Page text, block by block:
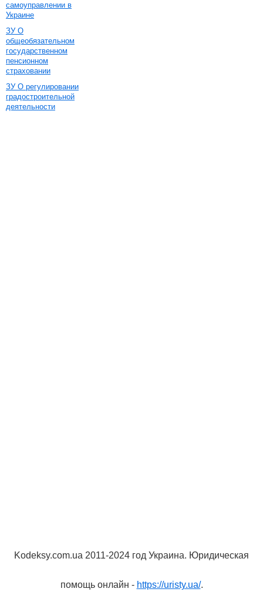
самоуправлении в
Украине
ЗУ О
общеобязательном
государственном
пенсионном
страховании
ЗУ О регулировании
градостроительной
деятельности
Kodeksy.com.ua 2011-2024 год Украина. Юридическая
помощь онлайн - https://uristy.ua/.